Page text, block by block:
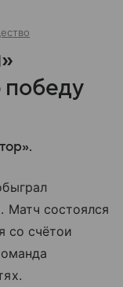
Матч состоялся
со счётои